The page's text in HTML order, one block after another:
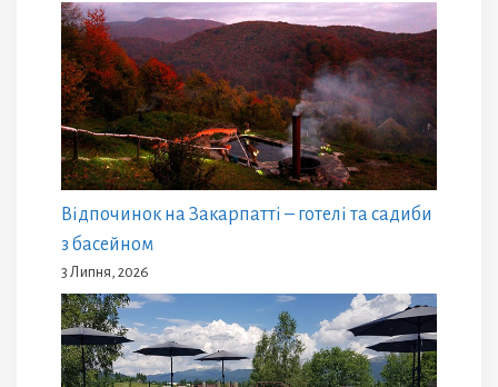
Відпочинок на Закарпатті – готелі та садиби
з басейном
3 Липня, 2026